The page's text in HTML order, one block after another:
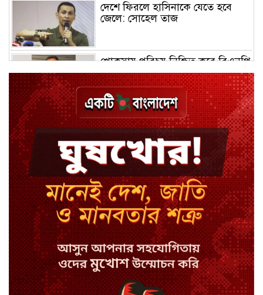
দেশে ফিরলে হাসিনাকে যেতে হবে
জেলে: সোহেল তাজ
খোকসায় পরিচয় নিশ্চিত করে বিএনপি
নেতার ওপর হামলা
শেখ পরিবারের সবাই নিরাপদে বাইরে,
কারাগারে দলের কর্মীরা
ইবির ৪৪ শিক্ষকের বিরুদ্ধে
রাষ্ট্রবিরোধিতার তদন্ত কমিটি
বাংলাদেশে চালু হলো থাই কফি চেইন
ক্যাফে আমাজন
হাসিনাকে সুযোগ দিয়ে সার্বভৌমত্বে
আঘাত: রিজভী